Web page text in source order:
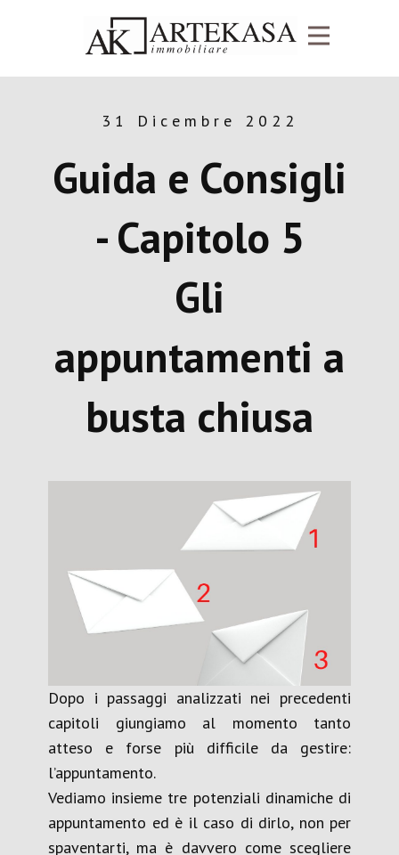
31 Dicembre 2022
Guida e Consigli
- Capitolo 5
Gli
appuntamenti a
busta chiusa
Dopo i passaggi analizzati nei precedenti
capitoli giungiamo al momento tanto
atteso e forse più difficile da gestire:
l’appuntamento.
Vediamo insieme tre potenziali dinamiche di
appuntamento ed è il caso di dirlo, non per
spaventarti, ma è davvero come scegliere